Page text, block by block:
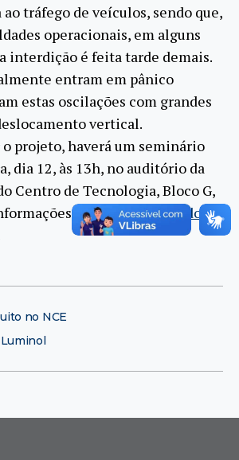
tráfego de veículos, sendo que,
operacionais, em alguns
interdição é feita tarde demais.
entram em pânico
estas oscilações com grandes
vertical.
projeto, haverá um seminário
dia 12, às 13h, no auditório da
Centro de Tecnologia, Bloco G,
na seçãoAgenda do
no NCE